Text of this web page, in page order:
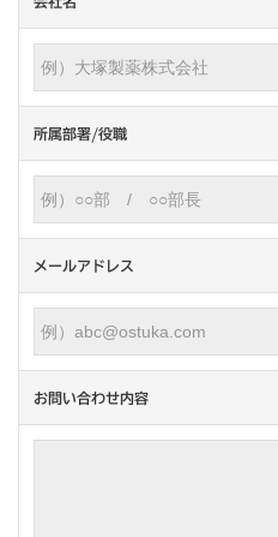
所属部署/役職
メールアドレス
お問い合わせ内容